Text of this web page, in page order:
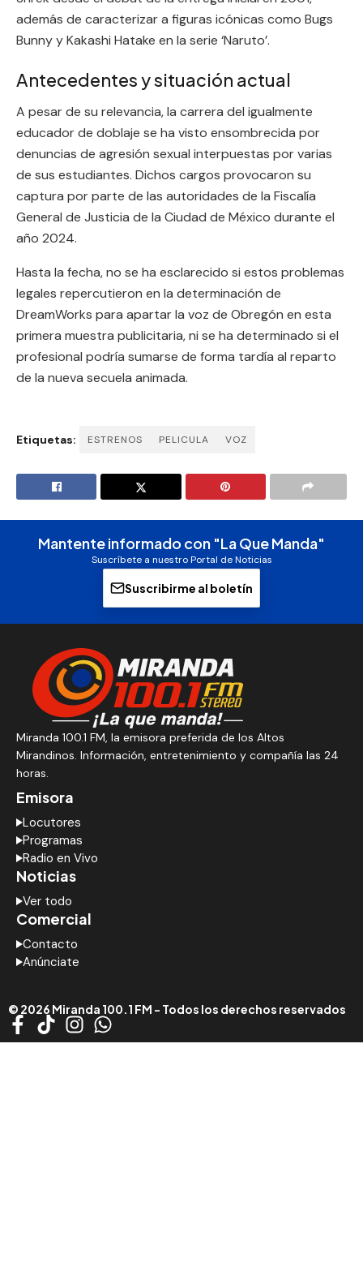
además de caracterizar a figuras icónicas como Bugs
Bunny y Kakashi Hatake en la serie ‘Naruto’.
Antecedentes y situación actual
A pesar de su relevancia, la carrera del igualmente
educador de doblaje se ha visto ensombrecida por
denuncias de agresión sexual interpuestas por varias
de sus estudiantes. Dichos cargos provocaron su
captura por parte de las autoridades de la Fiscalía
General de Justicia de la Ciudad de México durante el
año 2024.
Hasta la fecha, no se ha esclarecido si estos problemas
legales repercutieron en la determinación de
DreamWorks para apartar la voz de Obregón en esta
primera muestra publicitaria, ni se ha determinado si el
profesional podría sumarse de forma tardía al reparto
de la nueva secuela animada.
Etiquetas: ESTRENOS PELICULA VOZ
Mantente informado con "La Que Manda"
Suscríbete a nuestro Portal de Noticias
Suscribirme al boletín
Miranda 100.1 FM, la emisora preferida de los Altos
Mirandinos. Información, entretenimiento y compañía las 24
horas.
Emisora
Locutores
Programas
Radio en Vivo
Noticias
Ver todo
Comercial
Contacto
Anúnciate
© 2026 Miranda 100.1 FM - Todos los derechos reservados